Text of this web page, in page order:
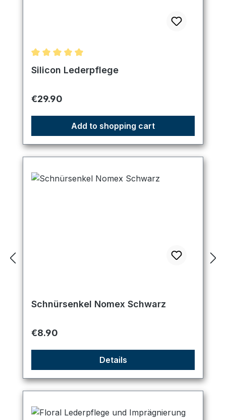
Average rating of 5 out of 5 stars
Silicon Lederpflege
Regular price:
€29.90
Add to shopping cart
Schnürsenkel Nomex Schwarz
Regular price:
€8.90
Details